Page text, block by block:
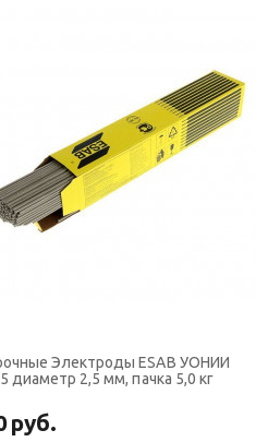
Электроды ESAB УОНИИ
диаметр 2,5 мм, пачка 5,0 кг
руб.